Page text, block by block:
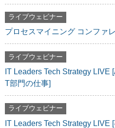
ライブウェビナー
プロセスマイニング コンファ
ライブウェビナー
IT Leaders Tech Strategy LIVE
T部門の仕事]
ライブウェビナー
IT Leaders Tech Strategy